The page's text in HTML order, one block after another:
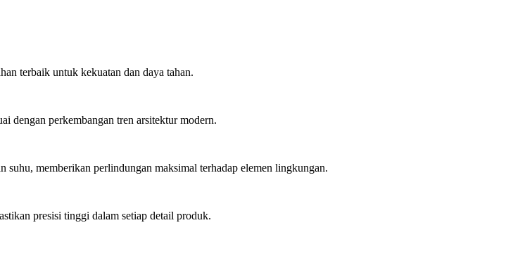
terbaik untuk kekuatan dan daya tahan.
dengan perkembangan tren arsitektur modern.
suhu, memberikan perlindungan maksimal terhadap elemen lingkungan.
presisi tinggi dalam setiap detail produk.